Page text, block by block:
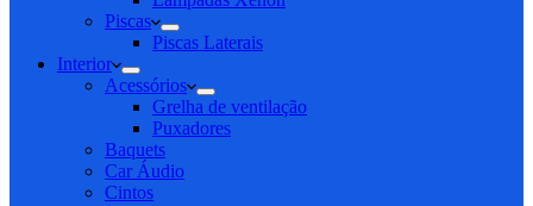
Piscas
Piscas Laterais
Interior
Acessórios
Grelha de ventilação
Puxadores
Baquets
Car Áudio
Cintos